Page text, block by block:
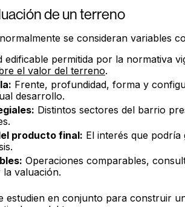
de un terreno
se consideran variables
edificable permitida por la normativa
el valor del terreno.
Frente, profundidad, forma y
desarrollo.
Distintos sectores del barrio
producto final: El interés que
Operaciones comparables,
valuación.
estudien en conjunto para construir